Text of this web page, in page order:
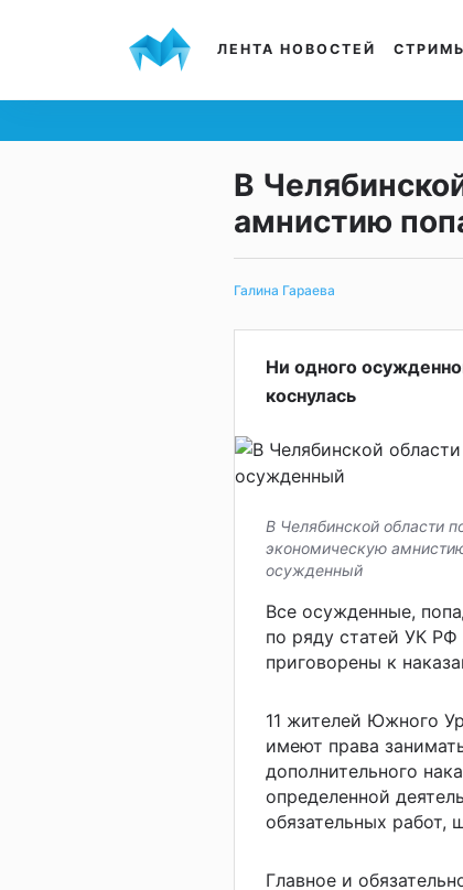
ЛЕНТА НОВОСТЕЙ
В
амнистию
Галина Гараева
Ни одного
коснулась
В Челябинской области
экономическую
осужденный
Все осужденные,
по ряду статей УК
приговорены к
11 жителей Южного
имеют права
дополнительного
определенной
обязательных работ,
Главное и